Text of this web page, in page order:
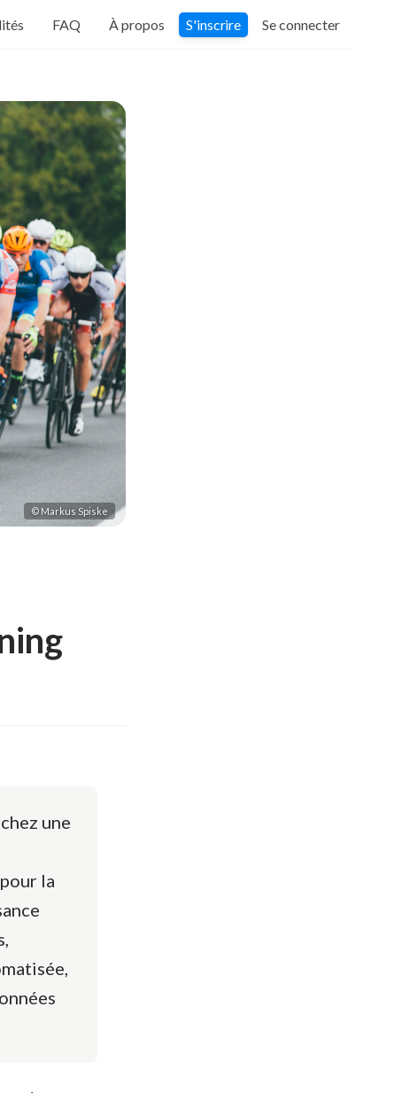
FAQ À propos S'inscrire Se connecter
© Markus Spiske
une
la